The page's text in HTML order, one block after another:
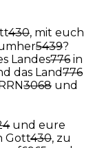
430, mit euch
5439?
Landes776 in
das Land776
3068 und
und eure
Gott430, zu